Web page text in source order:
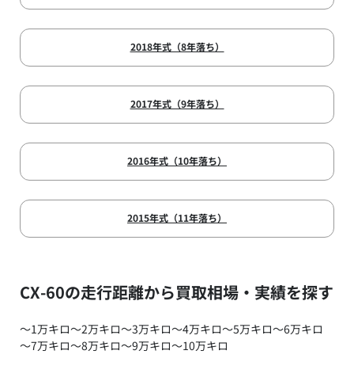
2018年式（8年落ち）
2017年式（9年落ち）
2016年式（10年落ち）
2015年式（11年落ち）
CX-60の走行距離から買取相場・実績を探す
～1万キロ～2万キロ～3万キロ～4万キロ～5万キロ～6万キロ
～7万キロ～8万キロ～9万キロ～10万キロ